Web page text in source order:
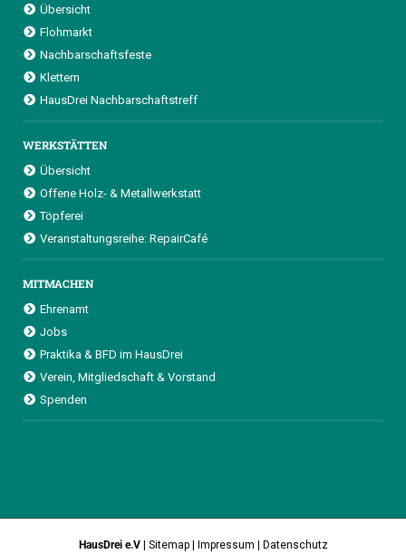
Übersicht
Flohmarkt
Nachbarschaftsfeste
Klettern
HausDrei Nachbarschaftstreff
WERKSTÄTTEN
Übersicht
Offene Holz- & Metallwerkstatt
Töpferei
Veranstaltungsreihe: RepairCafé
MITMACHEN
Ehrenamt
Jobs
Praktika & BFD im HausDrei
Verein, Mitgliedschaft & Vorstand
Spenden
HausDrei e.V Sitemap| Impressum Datenschutz